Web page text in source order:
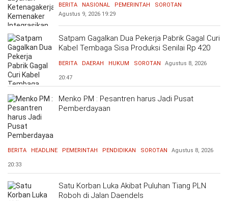
BERITA NASIONAL PEMERINTAH
SOROTAN
Agustus 9, 2026 19:29
Satpam Gagalkan Dua Pekerja Pabrik Gagal Curi
Kabel Tembaga Sisa Produksi Senilai Rp 420
BERITA DAERAH HUKUM SOROTAN Agustus 8, 2026
20:47
Menko PM : Pesantren harus Jadi Pusat
Pemberdayaan
BERITA HEADLINE PEMERINTAH PENDIDIKAN SOROTAN Agustus 8, 2026
20:33
Satu Korban Luka Akibat Puluhan Tiang PLN
Roboh di Jalan Daendels